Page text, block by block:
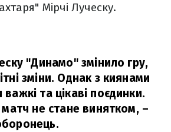
Мірчі Луческу.
"Динамо" змінило гру,
зміни. Однак з киянами
та цікаві поєдинки.
не стане винятком, –